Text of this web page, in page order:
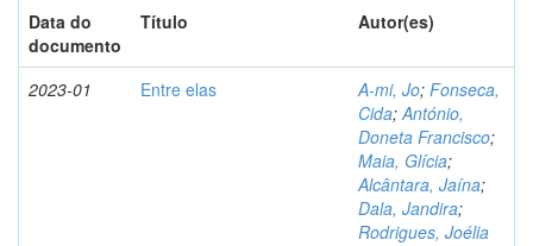
Data do
documento
Título Autor(es)
2023-01 Entre elas A-mi, Jo; Fonseca,
Cida;António,
Doneta Francisco;
Maia, Glícia;
Alcântara, Jaína;
Dala, Jandira;
Rodrigues, Joélia